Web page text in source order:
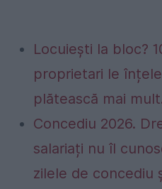
Locuiești la bloc?
proprietari le
plătească mai
Concediu 2026.
salariați nu îl
zilele de concediu